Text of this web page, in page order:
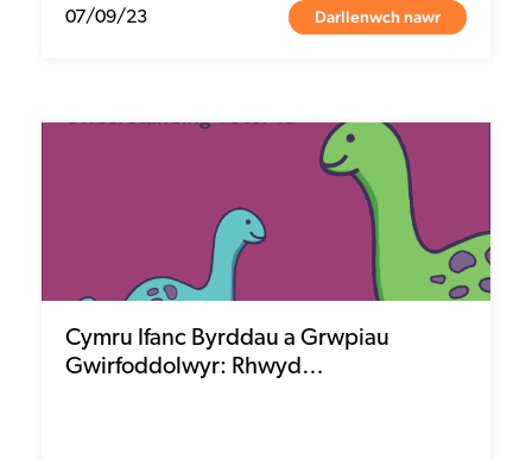
07/09/23 Darllenwch nawr
Cymru Ifanc Byrddau a Grwpiau
Gwirfoddolwyr: Rhwyd…